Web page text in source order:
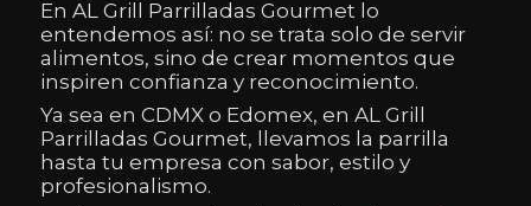
En AL Grill Parrilladas Gourmet lo
entendemos así: no se trata solo de servir
alimentos, sino de crear momentos que
inspiren confianza y reconocimiento.
Ya sea en CDMX o Edomex, en AL Grill
Parrilladas Gourmet, llevamos la parrilla
hasta tu empresa con sabor, estilo y
profesionalismo.